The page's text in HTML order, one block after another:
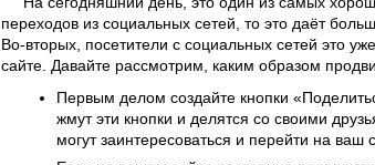
переходов из социальных сетей, то это даёт
Во-вторых, посетители с социальных сетей это
сайте. Давайте рассмотрим, каким образом
Первым делом создайте кнопки
жмут эти кнопки и делятся со своими
могут заинтересоваться и перейти на ваш